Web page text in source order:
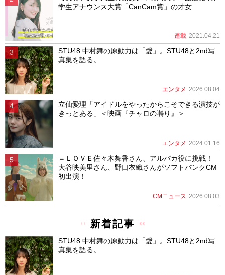
学生アナウンス大賞「CanCam賞」の才女
連載 2021.04.21
STU48 中村舞の原動力は「愛」。STU48と2nd写
真集を語る。
エンタメ 2026.08.04
立仙愛理「アイドルをやったからこそできる演技が
きっとある」＜映画『チャロの囀り』＞
エンタメ 2024.01.16
＝ＬＯＶＥ佐々木舞香さん、アルパカ役に挑戦！
大谷映美里さん、野口衣織さんがソフトバンクCM
初出演！
CMニュース 2026.08.03
新着記事
STU48 中村舞の原動力は「愛」。STU48と2nd写
真集を語る。